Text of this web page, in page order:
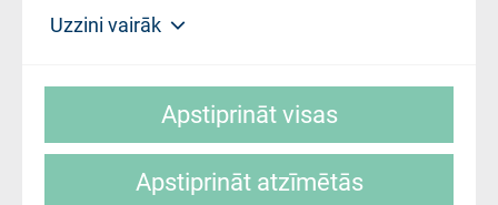
Uzzini vairāk
slimnīca, turpmāk – Pārzinis, sīkdatņu
sīkdatņu izmantošanas nosacījumiem.
Apstiprināt visas
Apstiprināt atzīmētās